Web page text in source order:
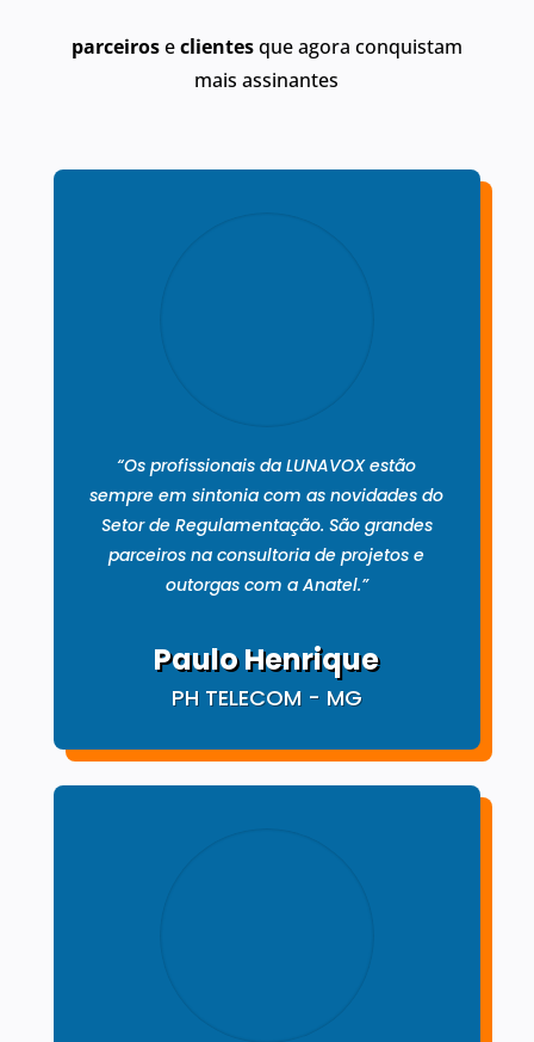
parceiroseclientesque agora conquistam
mais assinantes
“Os profissionais da LUNAVOX estão
sempre em sintonia com as novidades do
Setor de Regulamentação. São grandes
parceiros na consultoria de projetos e
outorgas com a Anatel.”
Paulo Henrique
PH TELECOM - MG